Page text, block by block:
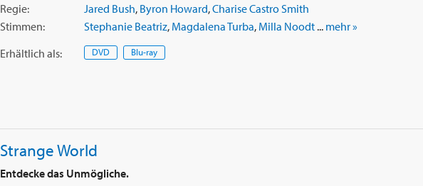
Regie:
Jared Bush, Byron Howard,Charise Castro Smith
Stimmen:
Stephanie Beatriz, Magdalena Turba, Milla Noodt... mehr »
Erhältlich als: DVD Blu-ray
Strange World
Entdecke das Unmögliche.